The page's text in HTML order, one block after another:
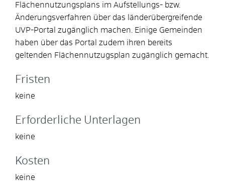
Flächennutzungsplans im Aufstellungs- bzw.
Änderungsverfahren über das länderübergreifende
UVP-Portal zugänglich machen. Einige Gemeinden
haben über das Portal zudem ihren bereits
geltenden Flächennutzugsplan zugänglich gemacht.
Fristen
keine
Erforderliche Unterlagen
keine
Kosten
keine